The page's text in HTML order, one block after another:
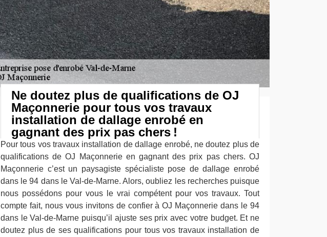
Ne doutez plus de qualifications de OJ
Maçonnerie pour tous vos travaux
installation de dallage enrobé en
gagnant des prix pas chers !
Pour tous vos travaux installation de dallage enrobé, ne doutez plus de
qualifications de OJ Maçonnerie en gagnant des prix pas chers. OJ
Maçonnerie c’est un paysagiste spécialiste pose de dallage enrobé
dans le 94 dans le Val-de-Marne. Alors, oubliez les recherches puisque
nous possédons pour vous le vrai compétent pour vos travaux. Tout
compte fait, nous vous invitons de confier à OJ Maçonnerie dans le 94
dans le Val-de-Marne puisqu’il ajuste ses prix avec votre budget. Et ne
doutez plus de ses qualifications pour tous vos travaux installation de